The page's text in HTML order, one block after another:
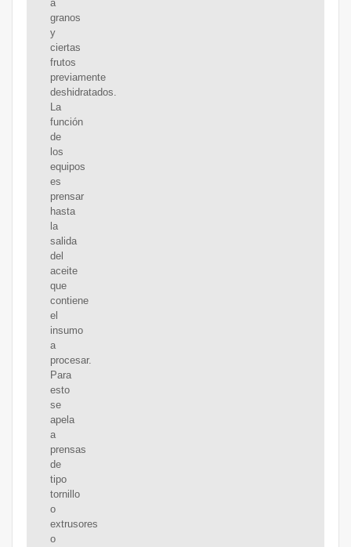
a
granos
y
ciertas
frutos
previamente
deshidratados.
La
función
de
los
equipos
es
prensar
hasta
la
salida
del
aceite
que
contiene
el
insumo
a
procesar.
Para
esto
se
apela
a
prensas
de
tipo
tornillo
o
extrusores
o